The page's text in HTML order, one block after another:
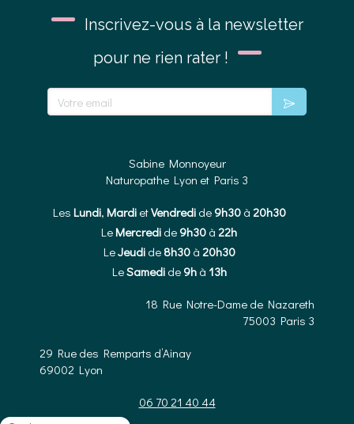
Inscrivez-vous à la newsletter
pour ne rien rater !
Votre email
Sabine Monnoyeur
Naturopathe Lyon et Paris 3
Les Lundi, MardietVendredide 9h30à 20h30
Le Mercredi de 9h30 à 22h
LeJeudide 8h30à 20h30
LeSamedide 9hà 13h
18 Rue Notre-Dame de Nazareth
75003 Paris 3
29 Rue des Remparts d’Ainay
69002 Lyon
06 70 21 40 44